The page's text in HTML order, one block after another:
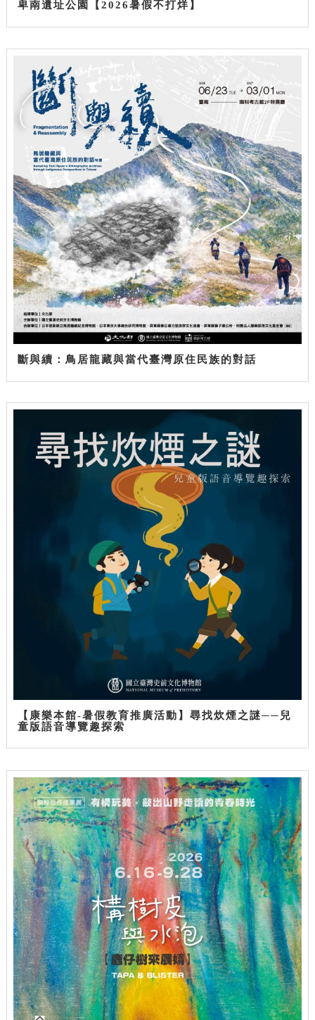
卑南遺址公園【2026暑假不打烊】
斷與續：鳥居龍藏與當代臺灣原住民族的對話
【康樂本館-暑假教育推廣活動】尋找炊煙之謎──兒
童版語音導覽趣探索